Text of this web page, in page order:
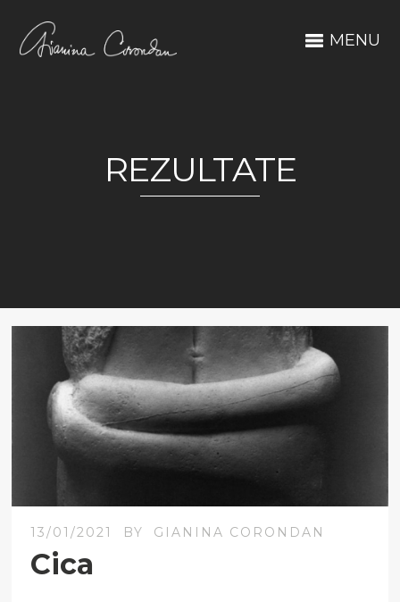
MENU
REZULTATE
13/01/2021 BY GIANINA CORONDAN
Cica